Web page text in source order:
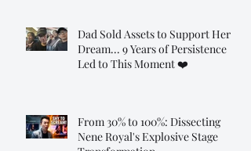
Dad Sold Assets to Support Her
Dream... 9 Years of Persistence
Led to This Moment ❤️
From 30% to 100%: Dissecting
Nene Royal's Explosive Stage